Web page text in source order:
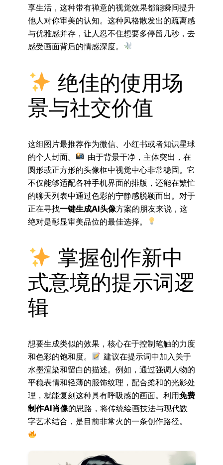
享生活，这种带有禅意的视觉效果都能瞬间提升
他人对你审美的认知。这种风格散发出的疏离感
与优雅感并存，让人忍不住想要多停留几秒，去
感受画面背后的情感深度。
绝佳的使用场
景与社交价值
这组图片最推荐作为微信、小红书或者知识星球
的个人封面。
由于背景干净，主体突出，在
圆形或正方形的头像框中视觉中心非常稳固。它
不仅能够适配各种手机界面的排版，还能在繁忙
的聊天列表中通过色彩的宁静感脱颖而出。对于
正在寻找一键生成AI头像方案的朋友来说，这
绝对是彰显审美品位的最佳选择。
掌握创作新中
式意境的提示词逻
辑
想要生成类似的效果，核心在于控制笔触的力度
和色彩的饱和度。
建议在提示词中加入关于
水墨渲染和留白的描述。例如，通过强调人物的
平稳表情和轻薄的服饰纹理，配合柔和的光影处
理，就能复刻这种具有呼吸感的画面。利用免费
制作AI肖像的思路，将传统绘画技法与现代数
字艺术结合，是目前非常火的一条创作路径。